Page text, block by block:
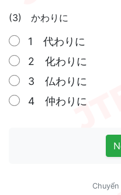
(3) かわりに
1 代わりに
2 化わりに
3 仏わりに
4 仲わりに